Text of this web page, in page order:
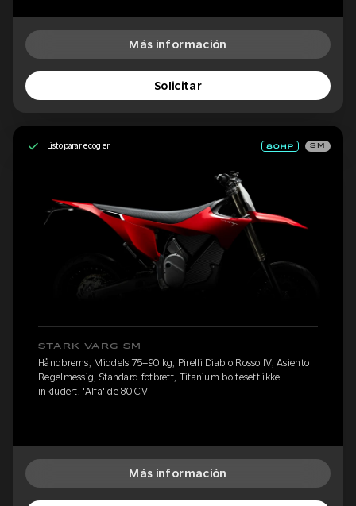
Más información
Solicitar
Listo para recoger SM
STARK VARG SM
Håndbrems, Middels 75–90 kg, Pirelli Diablo Rosso IV, Asiento
Regelmessig, Standard fotbrett, Titanium boltesett ikke
inkludert, 'Alfa' de 80 CV
Más información